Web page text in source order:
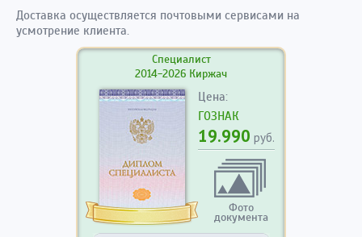
Доставка осуществляется почтовыми сервисами на
усмотрение клиента.
Специалист
2014-2026 Киржач
Цена:
ГОЗНАК
19.990 руб.
Фото
документа